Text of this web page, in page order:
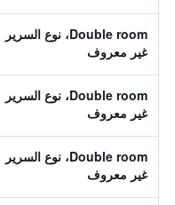
Double room، نوع السرير
غير معروف
Double room، نوع السرير
غير معروف
Double room، نوع السرير
غير معروف